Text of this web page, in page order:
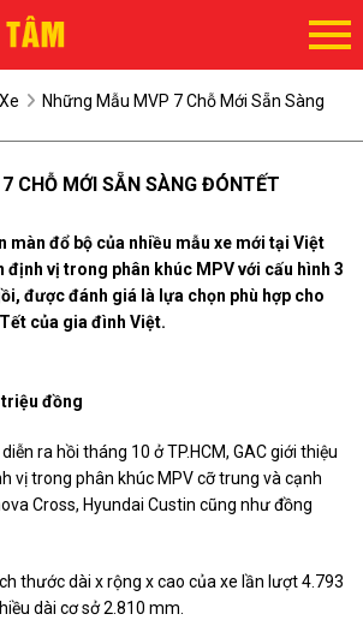
Những Mẫu MVP 7 Chỗ Mới Sẵn Sàng
CHỖ MỚI SẴN SÀNG ĐÓNTẾT
màn đổ bộ của nhiều mẫu xe mới tại Việt
định vị trong phân khúc MPV với cấu hình 3
được đánh giá là lựa chọn phù hợp cho
của gia đình Việt.
đồng
ra hồi tháng 10 ở TP.HCM, GAC giới thiệu
vị trong phân khúc MPV cỡ trung và cạnh
Cross, Hyundai Custin cũng như đồng
thước dài x rộng x cao của xe lần lượt 4.793
dài cơ sở 2.810 mm.